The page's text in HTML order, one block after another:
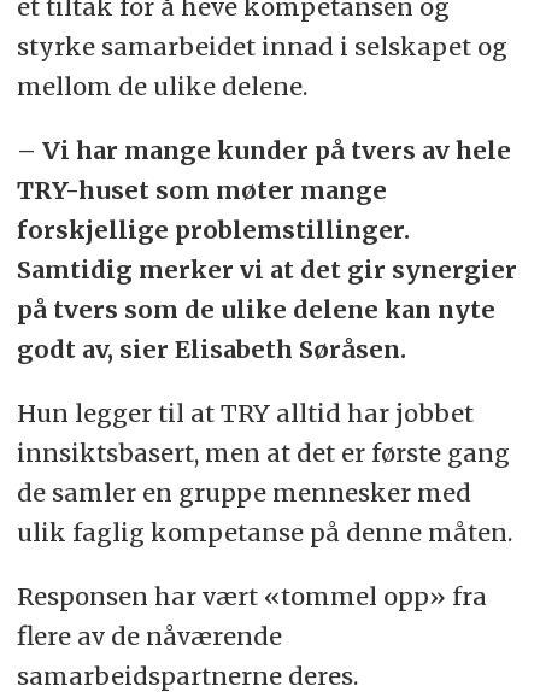
et tiltak for å heve kompetansen og
styrke samarbeidet innad i selskapet og
mellom de ulike delene.
– Vi har mange kunder på tvers av hele
TRY-huset som møter mange
forskjellige problemstillinger.
Samtidig merker vi at det gir synergier
på tvers som de ulike delene kan nyte
godt av, sier Elisabeth Søråsen.
Hun legger til at TRY alltid har jobbet
innsiktsbasert, men at det er første gang
de samler en gruppe mennesker med
ulik faglig kompetanse på denne måten.
Responsen har vært «tommel opp» fra
flere av de nåværende
samarbeidspartnerne deres.